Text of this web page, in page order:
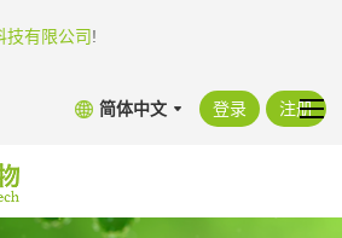
技有限公司!
简体中文 登录 注册